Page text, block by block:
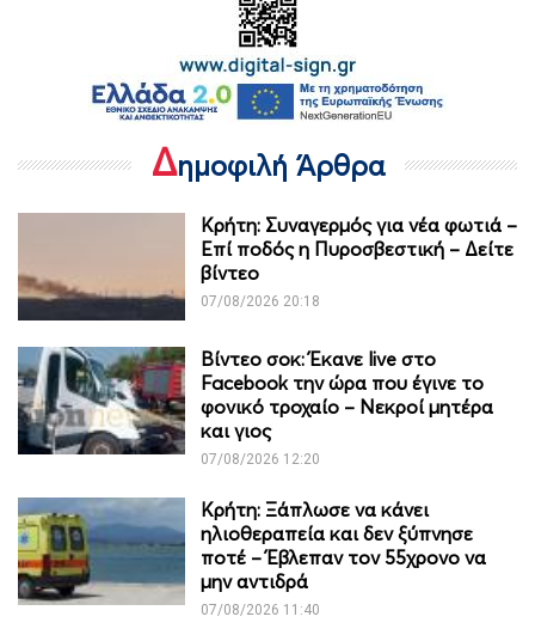
Δημοφιλή Άρθρα
Κρήτη: Συναγερμός για νέα φωτιά –
Επί ποδός η Πυροσβεστική – Δείτε
βίντεο
07/08/2026 20:18
Βίντεο σοκ: Έκανε live στο
Facebook την ώρα που έγινε το
φονικό τροχαίο – Νεκροί μητέρα
και γιος
07/08/2026 12:20
Κρήτη: Ξάπλωσε να κάνει
ηλιοθεραπεία και δεν ξύπνησε
ποτέ – Έβλεπαν τον 55χρονο να
μην αντιδρά
07/08/2026 11:40